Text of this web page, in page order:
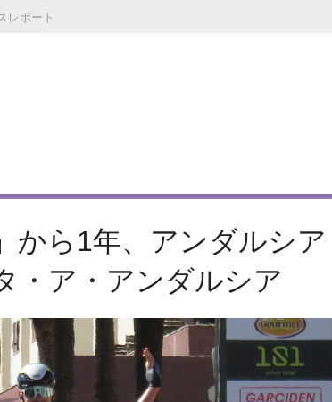
レポート
から1年、アンダルシア
・ア・アンダルシア